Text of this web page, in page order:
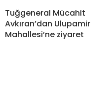
Tuğgeneral Mücahit
Avkıran’dan Ulupamir
Mahallesi’ne ziyaret